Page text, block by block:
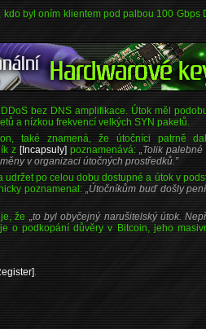
byl oním klientem pod palbou 100
bez DNS amplifikace. Útok měl
a nízkou frekvencí velkých SYN paketů.
také znamená, že útočníci patrně
z [Incapsuly] poznamenává: Tolik
v organizaci útočných prostředků.
udržet po celou dobu dostupné a útok v
poznamenal: Útočníkům buď došly
že
to byl obyčejný narušitelský útok.
o podkopání důvěry v Bitcoin, jeho
.